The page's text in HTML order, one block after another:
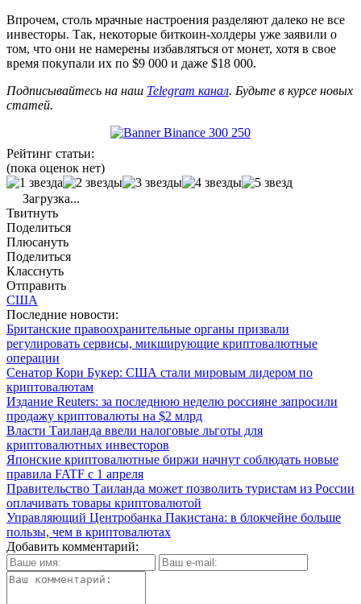
Впрочем, столь мрачные настроения разделяют далеко не все
инвесторы. Так, некоторые биткоин-холдеры уже заявили о
том, что они не намерены избавляться от монет, хотя в свое
время покупали их по $9 000 и даже $18 000.
Подписывайтесь на наш Telegram канал. Будьте в курсе новых
статей.
Рейтинг статьи:
(пока оценок нет)
Загрузка...
Твитнуть
Поделиться
Плюсануть
Поделиться
Класснуть
Отправить
США
Последние новости:
Британские правоохранительные органы призвали
регулировать сервисы, микширующие криптовалютные
операции
Сенатор Кори Букер: США стали мировым лидером по
криптовалютам
Издание Reuters: за последнюю неделю россияне запросили
продажу криптовалюты на $2 млрд
Власти Таиланда ввели налоговые льготы для
криптовалютных инвесторов
Японские криптовалютные биржи начнут соблюдать новые
правила FATF с 1 апреля
Правительство Таиланда может позволить туристам из России
оплачивать товары криптовалютой
Управляющий Центробанка Пакистана: в блокчейне больше
пользы, чем в криптовалютах
Добавить комментарий: